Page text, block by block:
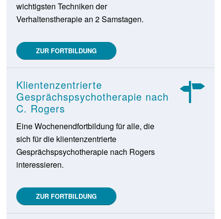
wichtigsten Techniken der
Verhaltenstherapie an 2 Samstagen.
ZUR FORTBILDUNG
Klientenzentrierte
Gesprächspsychotherapie nach
C. Rogers
Eine Wochenendfortbildung für alle, die
sich für die klientenzentrierte
Gesprächspsychotherapie nach Rogers
interessieren.
ZUR FORTBILDUNG